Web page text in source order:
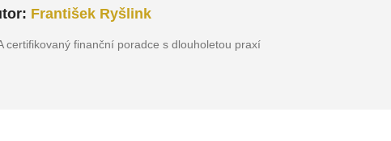
František Ryšlink
certifikovaný finanční poradce s dlouholetou praxí